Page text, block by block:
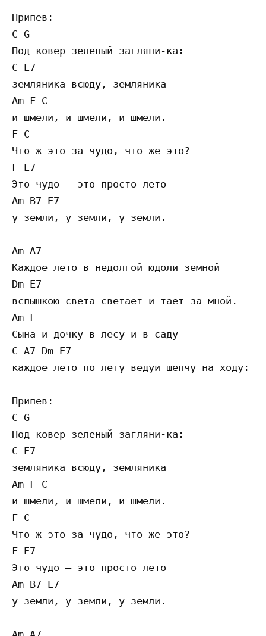
Припев:
C G
Под ковер зеленый загляни-ка:
C E7
земляника всюду, земляника
Am F C
и шмели, и шмели, и шмели.
F C
Что ж это за чудо, что же это?
F E7
Это чудо — это просто лето
Am B7 E7
у земли, у земли, у земли.
Am A7
Каждое лето в недолгой юдоли земной
Dm E7
вспышкою света светает и тает за мной.
Am F
Сына и дочку в лесу и в саду
C A7 Dm E7
каждое лето по лету ведуи шепчу на ходу:
Припев:
C G
Под ковер зеленый загляни-ка:
C E7
земляника всюду, земляника
Am F C
и шмели, и шмели, и шмели.
F C
Что ж это за чудо, что же это?
F E7
Это чудо — это просто лето
Am B7 E7
у земли, у земли, у земли.